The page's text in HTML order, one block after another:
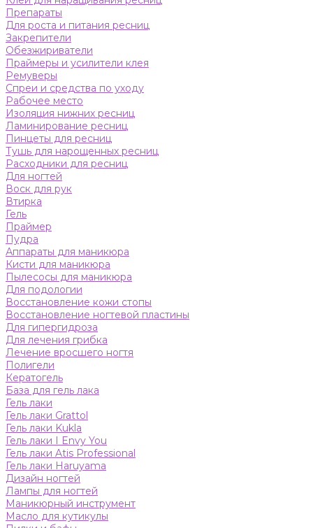
Препараты
Для роста и питания ресниц
Закрепители
Обезжириватели
Праймеры и усилители клея
Ремуверы
Спреи и средства по уходу
Рабочее место
Изоляция нижних ресниц
Ламинирование ресниц
Пинцеты для ресниц
Тушь для нарощенных ресниц
Расходники для ресниц
Для ногтей
Воск для рук
Втирка
Гель
Праймер
Пудра
Аппараты для маникюра
Кисти для маникюра
Пылесосы для маникюра
Для подологии
Восстановление кожи стопы
Восстановление ногтевой пластины
Для гипергидроза
Для лечения грибка
Лечение вросшего ногтя
Полигели
Кератогель
База для гель лака
Гель лаки
Гель лаки Grattol
Гель лаки Kukla
Гель лаки I Envy You
Гель лаки Atis Professional
Гель лаки Haruyama
Дизайн ногтей
Лампы для ногтей
Маникюрный инструмент
Масло для кутикулы